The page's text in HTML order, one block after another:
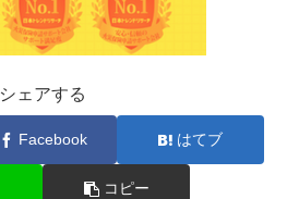
シェアする
Facebook はてブ
コピー